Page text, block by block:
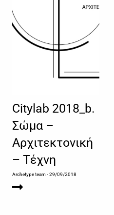
Citylab 2018_b.
Σώμα –
Αρχιτεκτονική
– Τέχνη
Archetype team- 29/09/2018